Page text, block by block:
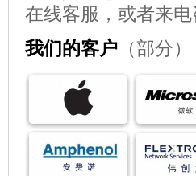
在线客服，或者来电
我们的客户 （部分）